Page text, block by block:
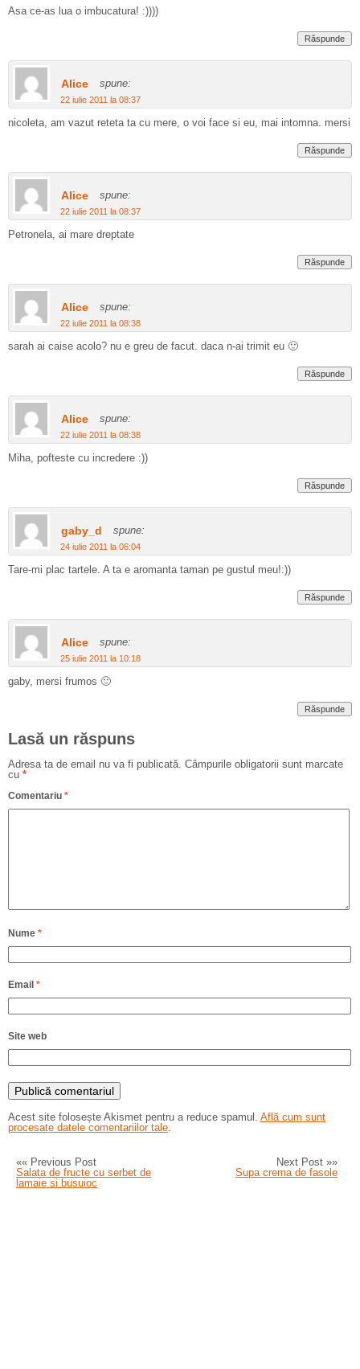
Asa ce-as lua o imbucatura! :))))
Răspunde
Alice spune:
22 iulie 2011 la 08:37
nicoleta, am vazut reteta ta cu mere, o voi face si eu, mai intomna. mersi
Răspunde
Alice spune:
22 iulie 2011 la 08:37
Petronela, ai mare dreptate
Răspunde
Alice spune:
22 iulie 2011 la 08:38
sarah ai caise acolo? nu e greu de facut. daca n-ai trimit eu 🙂
Răspunde
Alice spune:
22 iulie 2011 la 08:38
Miha, pofteste cu incredere :))
Răspunde
gaby_d spune:
24 iulie 2011 la 06:04
Tare-mi plac tartele. A ta e aromanta taman pe gustul meu!:))
Răspunde
Alice spune:
25 iulie 2011 la 10:18
gaby, mersi frumos 🙂
Răspunde
Lasă un răspuns
Adresa ta de email nu va fi publicată. Câmpurile obligatorii sunt marcate
cu *
Comentariu *
Nume *
Email *
Site web
Acest site folosește Akismet pentru a reduce spamul. Află cum sunt
procesate datele comentariilor tale.
«« Previous Post
Salata de fructe cu serbet de
lamaie si busuioc
Next Post »»
Supa crema de fasole